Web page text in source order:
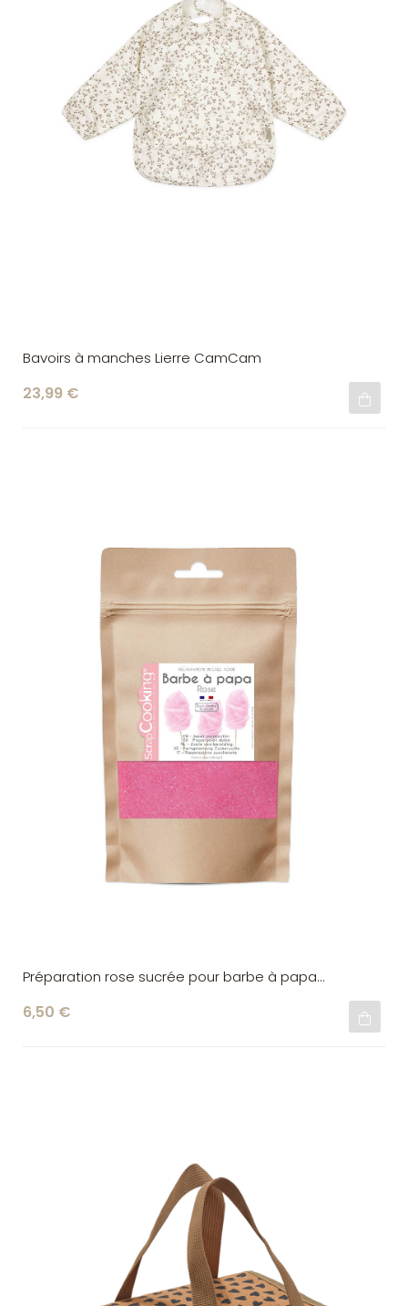
Bavoirs à manches Lierre CamCam
23,99 €
Préparation rose sucrée pour barbe à papa
6,50 €